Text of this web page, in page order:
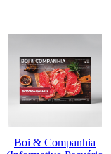
Boi & Companhia